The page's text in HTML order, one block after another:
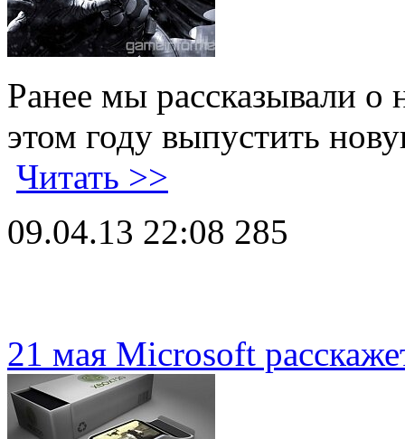
Ранее мы рассказывали о
этом году выпустить
Читать >>
09.04.13 22:08 285
21 мая Microsoft